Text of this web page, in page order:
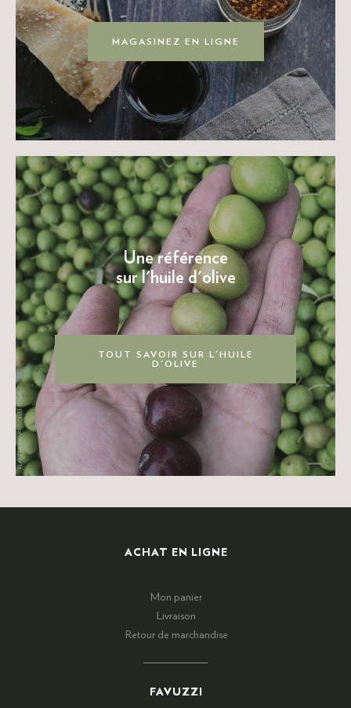
MAGASINEZ EN LIGNE
Une référence
sur l'huile d'olive
TOUT SAVOIR SUR L'HUILE
D'OLIVE
ACHAT EN LIGNE
Mon panier
Livraison
Retour de marchandise
FAVUZZI